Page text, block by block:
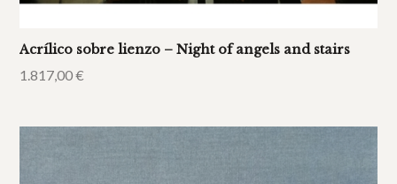
Acrílico sobre lienzo – Night of angels and stairs
1.817,00€